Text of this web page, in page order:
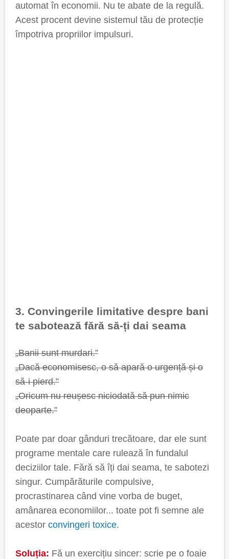
automat în economii. Nu te abate de la regulă.
Acest procent devine sistemul tău de protecție
împotriva propriilor impulsuri.
3. Convingerile limitative despre bani
te sabotează fără să-ți dai seama
„Banii sunt murdari.”
„Dacă economisesc, o să apară o urgență și o
să-i pierd.”
„Oricum nu reușesc niciodată să pun nimic
deoparte.”
Poate par doar gânduri trecătoare, dar ele sunt
programe mentale care rulează în fundalul
deciziilor tale. Fără să îți dai seama, te sabotezi
singur. Cumpărăturile compulsive,
procrastinarea când vine vorba de buget,
amânarea economiilor... toate pot fi semne ale
acestor convingeri toxice.
Soluția: Fă un exercițiu sincer: scrie pe o foaie